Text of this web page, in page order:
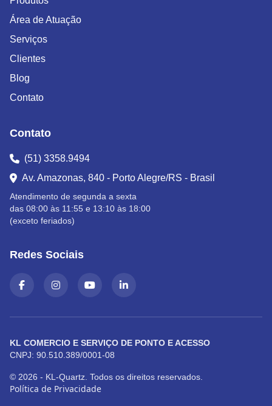
Área de Atuação
Serviços
Clientes
Blog
Contato
Contato
(51) 3358.9494
Av. Amazonas, 840 - Porto Alegre/RS - Brasil
Atendimento de segunda a sexta
das 08:00 às 11:55 e 13:10 às 18:00
(exceto feriados)
Redes Sociais
KL COMERCIO E SERVIÇO DE PONTO E ACESSO
CNPJ: 90.510.389/0001-08
© 2026 - KL-Quartz. Todos os direitos reservados.
Política de Privacidade